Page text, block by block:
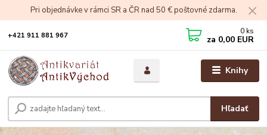
Pri objednávke v rámci SR a ČR nad 50 € poštovné zdarma.
Knihy
Hľadať
+421 911 881 967 0 ks
za 0,00 EUR